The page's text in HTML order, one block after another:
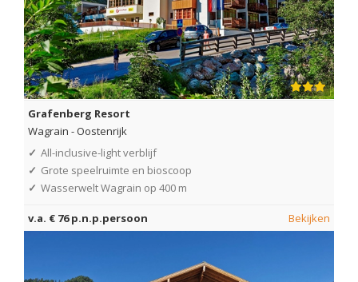
Grafenberg Resort
Wagrain -Oostenrijk
✓ All-inclusive-light verblijf
✓ Grote speelruimte en bioscoop
✓ Wasserwelt Wagrain op 400 m
v.a. € 76 p.n.p.persoon Bekijken